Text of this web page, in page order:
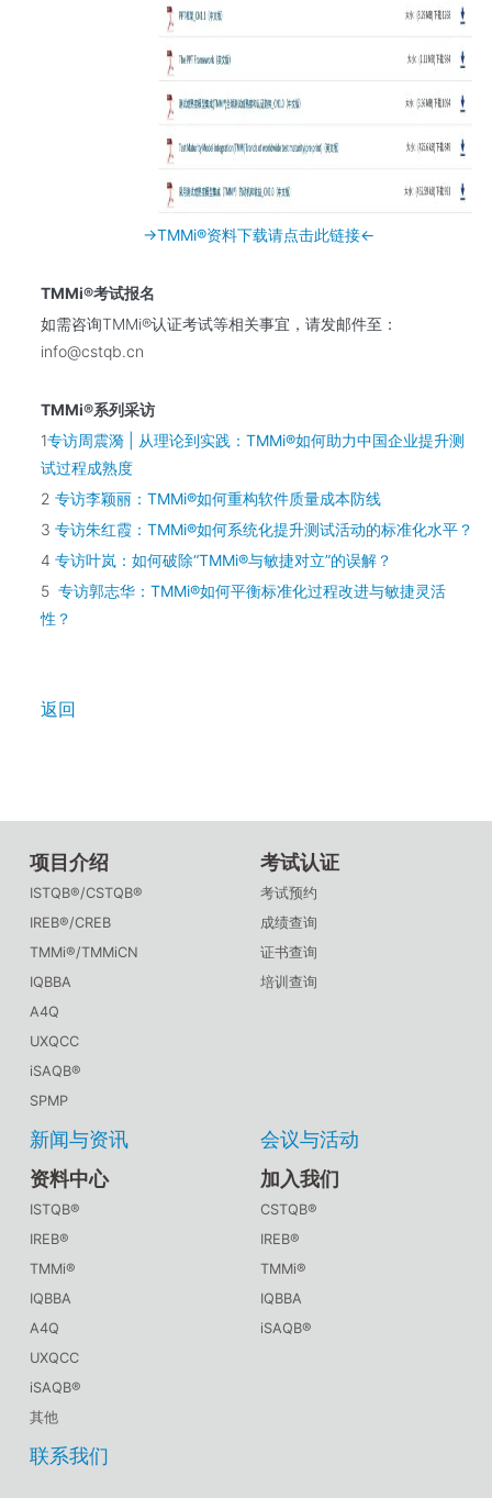
→TMMi®资料下载请点击此链接←
TMMi®考试报名
如需咨询TMMi®认证考试等相关事宜，请发邮件至：
info@cstqb.cn
TMMi®系列采访
1专访周震漪 | 从理论到实践：TMMi®如何助力中国企业提升测
试过程成熟度
2专访李颖丽：TMMi®如何重构软件质量成本防线
3专访朱红霞：TMMi®如何系统化提升测试活动的标准化水平？
4专访叶岚：如何破除“TMMi®与敏捷对立”的误解？
5专访郭志华：TMMi®如何平衡标准化过程改进与敏捷灵活
性？
返回
项目介绍
ISTQB®/CSTQB®
IREB®/CREB
TMMi®/TMMiCN
IQBBA
A4Q
UXQCC
iSAQB®
SPMP
考试认证
考试预约
成绩查询
证书查询
培训查询
新闻与资讯
会议与活动
资料中心
ISTQB®
IREB®
TMMi®
IQBBA
A4Q
UXQCC
iSAQB®
其他
加入我们
CSTQB®
IREB®
TMMi®
IQBBA
iSAQB®
联系我们